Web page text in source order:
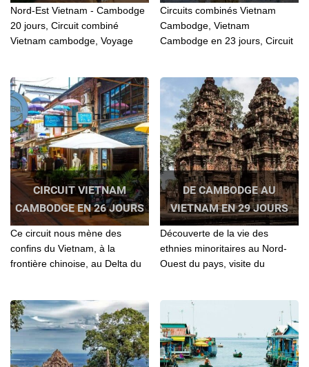
Nord-Est Vietnam - Cambodge
20 jours, Circuit combiné
Vietnam cambodge, Voyage
Nord Est Vietnam Cambodge...
Circuits combinés Vietnam
Cambodge, Vietnam
Cambodge en 23 jours, Circuit
de voyage Vietnam cambodge
CIRCUIT VIETNAM
CAMBODGE EN 26 JOURS
Ce circuit nous mène des
confins du Vietnam, à la
frontière chinoise, au Delta du
riches et variées
DE CAMBODGE AU
VIETNAM EN 29 JOURS
Découverte de la vie des
ethnies minoritaires au Nord-
Ouest du pays, visite du
Cambodge au Vietnam en 29
jours